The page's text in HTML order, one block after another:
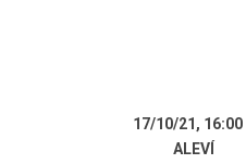
17/10/21, 16:00
ALEVÍ